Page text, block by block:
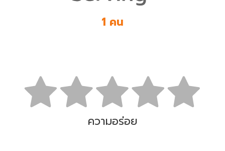
1 คน
ความอร่อย